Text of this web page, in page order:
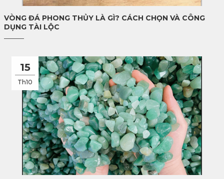
VÒNG ĐÁ PHONG THỦY LÀ GÌ? CÁCH CHỌN VÀ CÔNG
DỤNG TÀI LỘC
15
Th10